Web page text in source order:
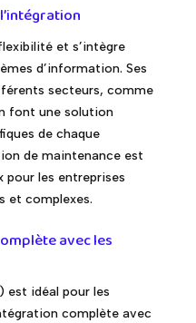
et s’intègre
d’information. Ses
secteurs, comme
font une solution
de chaque
de maintenance est
les entreprises
et complexes.
avec les
est idéal pour les
complète avec